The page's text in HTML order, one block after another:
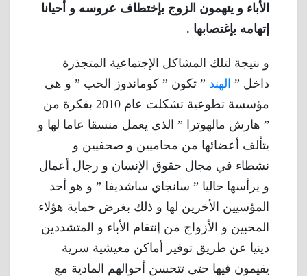
الأباء و يتهمون الزوج بإختطاف عروسه و أحيانا
إتهامه بإغتصابها .
و نتيجة لتلك المشاكل الإجتماعية المتجذرة
داخل ” الهند ” تكون ” كوماندوز الحب ” و هى
مؤسسة تطوعية تشكلت عام 2010 بفكرة من
” هارش مالهوترا ” الذى يعمل منسقا عاما لها و
يتألف أعضائها من محاميين و صحفيين و
نشطاء في مجال حقوق الإنسان و رجال أعمال
و يرأسها حاليا ” سانجاي ساشديفا ” و هو أحد
المؤسيين الأخرين لها و ذلك بغرض حماية هؤلاء
المحبين و الأزواج من إنتقام الأباء و المتشددين
دينيا عن طريق توفير أماكن معيشية سرية
يقيمون فيها حتى تتحسن أحوالهم المادية مع